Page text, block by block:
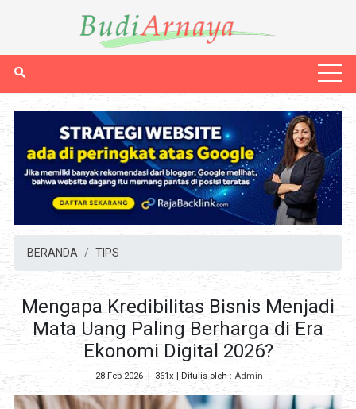
BERANDA TIPS
Mengapa Kredibilitas Bisnis Menjadi
Mata Uang Paling Berharga di Era
Ekonomi Digital 2026?
28 Feb 2026| 361x | Ditulis oleh : Admin